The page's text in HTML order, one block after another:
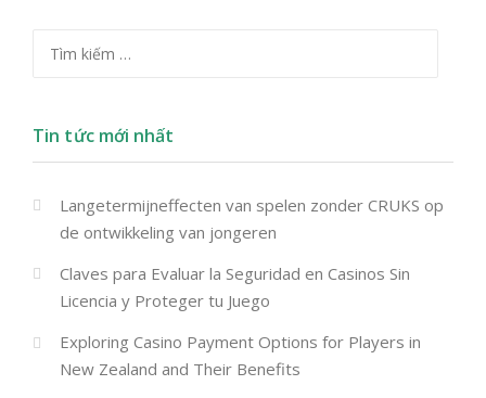
Tìm kiếm cho:
Tin tức mới nhất
Langetermijneffecten van spelen zonder CRUKS op
de ontwikkeling van jongeren
Claves para Evaluar la Seguridad en Casinos Sin
Licencia y Proteger tu Juego
Exploring Casino Payment Options for Players in
New Zealand and Their Benefits